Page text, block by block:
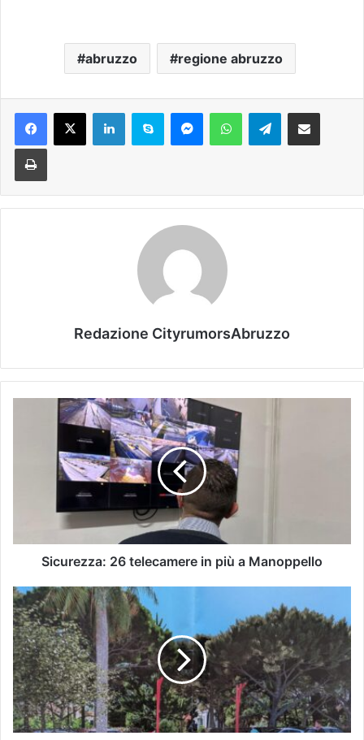
abruzzo regione abruzzo
Telegram
Redazione CityrumorsAbruzzo
Sicurezza: 26 telecamere in più a Manoppello